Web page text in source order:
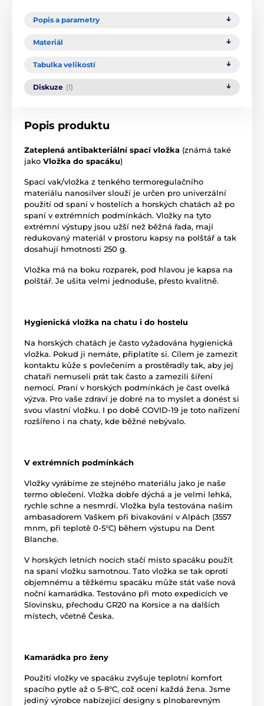
Popis a parametry
Materiál
Tabulka velikostí
Diskuze (1)
Popis produktu
Zateplená antibakteriální spací vložka (známá také
jako Vložka do spacáku)
Spací vak/vložka z tenkého termoregulačního
materiálu nanosilver slouží je určen pro univerzální
použití od spaní v hostelích a horských chatách až po
spaní v extrémních podmínkách. Vložky na tyto
extrémní výstupy jsou užší než běžná řada, mají
redukovaný materiál v prostoru kapsy na polštář a tak
dosahují hmotnosti 250 g.
Vložka má na boku rozparek, pod hlavou je kapsa na
polštář. Je ušita velmi jednoduše, přesto kvalitně.
Hygienická vložka na chatu i do hostelu
Na horských chatách je často vyžadována hygienická
vložka. Pokud ji nemáte, připlatíte si. Cílem je zamezit
kontaktu kůže s povlečením a prostěradly tak, aby jej
chataři nemuseli prát tak často a zamezili šíření
nemocí. Praní v horských podmínkách je čast ovelká
výzva. Pro vaše zdraví je dobré na to myslet a donést si
svou vlastní vložku. I po době COVID-19 je toto nařízení
rozšířeno i na chaty, kde běžné nebývalo.
V extrémních podmínkách
Vložky vyrábíme ze stejného materiálu jako je naše
termo oblečení. Vložka dobře dýchá a je velmi lehká,
rychle schne a nesmrdí. Vložka byla testována naším
ambasadorem Vaškem při bivakování v Alpách (3557
mnm, při teplotě 0-5°C) během výstupu na Dent
Blanche.
V horských letních nocích stačí místo spacáku použít
na spaní vložku samotnou. Tato vložka se tak oproti
objemnému a těžkému spacáku může stát vaše nová
noční kamarádka. Testováno při moto expedicích ve
Slovinsku, přechodu GR20 na Korsice a na dalších
místech, včetně Česka.
Kamarádka pro ženy
Použití vložky ve spacáku zvyšuje teplotní komfort
spacího pytle až o 5-8°C, což ocení každá žena. Jsme
jediný výrobce nabízející designy s plnobarevným